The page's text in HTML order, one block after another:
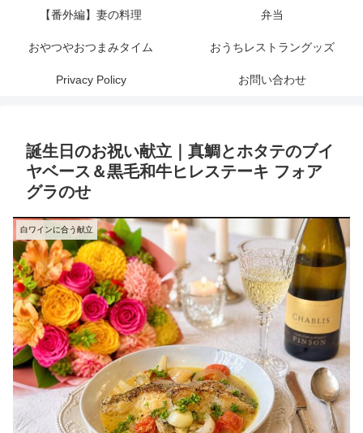
【番外編】妻の料理 弁当
おやつやおつまみタイム おうちレストラングッズ
Privacy Policy お問い合わせ
誕生日のお祝い献立｜真鯛とホタテのブイ
ヤベース＆黒毛和牛ヒレステーキ フォア
グラのせ
白ワインに合う献立